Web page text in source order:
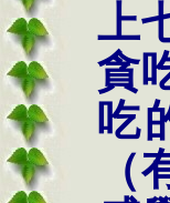
上
貪
吃